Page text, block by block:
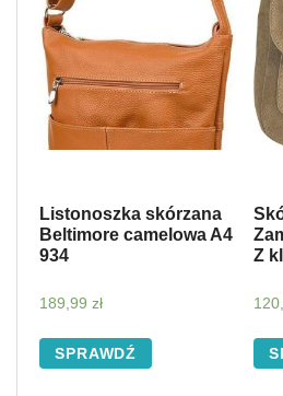
Listonoszka skórzana
Beltimore camelowa A4
934
189,99 zł
SPRAWDŹ
Z